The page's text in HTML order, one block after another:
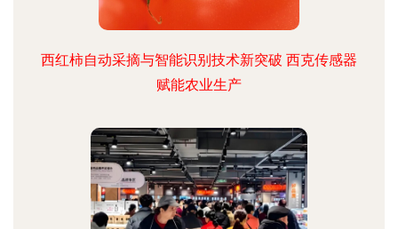
西红柿自动采摘与智能识别技术新突破 西克传感器
赋能农业生产